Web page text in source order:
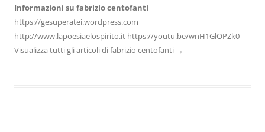
Informazioni su fabrizio centofanti
https://gesuperatei.wordpress.com
http://www.lapoesiaelospirito.it https://youtu.be/wnH1GlOPZk0
Visualizza tutti gli articoli di fabrizio centofanti →